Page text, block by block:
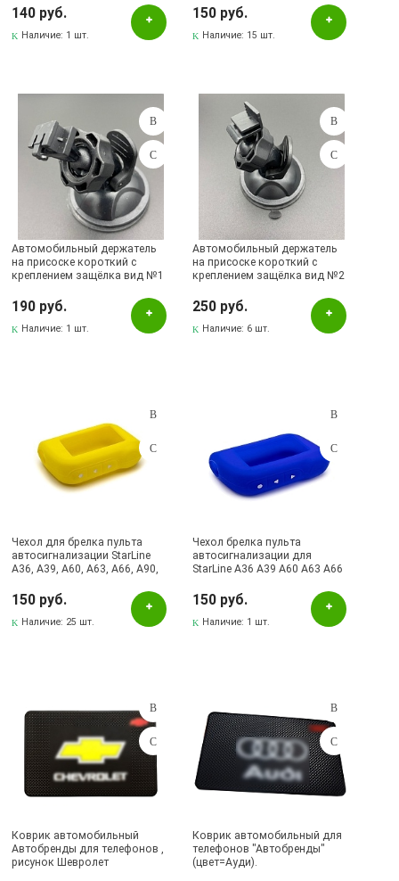
Желтый
Зеленый
Золотистый
красный
Красный
Оранжевый
Рисунок
Фиолетовый
Черный
Бренд
AIROXA
Baseus
KOOSDA
MOXOM
Qayan
Yesido
140 руб.
Наличие: 1 шт.
150 руб.
Наличие: 15 шт.
Автомобильный держатель
на присоске короткий с
креплением защёлка вид №1
навигатора, радар-
детектора.
190 руб.
Наличие: 1 шт.
Автомобильный держатель
на присоске короткий с
креплением защёлка вид №2
навигатора, радар-
детектора.
250 руб.
Наличие: 6 шт.
Чехол для брелка пульта
автосигнализации StarLine
A36, A39, A60, A63, A66, A90,
желтый
150 руб.
Наличие: 25 шт.
Чехол брелка пульта
автосигнализации для
StarLine A36 A39 A60 A63 A66
синий
150 руб.
Наличие: 1 шт.
Коврик автомобильный
Автобренды для телефонов ,
рисунок Шевролет
Коврик автомобильный для
телефонов "Автобренды"
(цвет=Ауди).